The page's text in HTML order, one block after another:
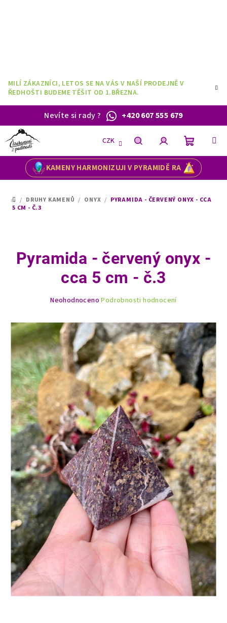
MILÍ ZÁKAZNÍCI, LETOS SE NA VÁS V NAŠÍ PRODEJNĚ V
ŘEDHOŠTI BUDEME TĚŠIT OD 1.BŘEZNA.
Nevíte si rady? +420 607 555 679
KAMENY HARMONIZUJI V PYRAMIDĚ RA
CZK
HledatPřihlášeníNákupní
DOMŮ
/ DRUHY KAMENŮ / ONYX / PYRAMIDA - ČERVENÝ ONYX - CCA
5 CM - Č.3
Pyramida - červený onyx -
cca 5 cm - č.3
produktu
0,0
hvězdiček.
Neohodnoceno Podrobnosti hodnocení